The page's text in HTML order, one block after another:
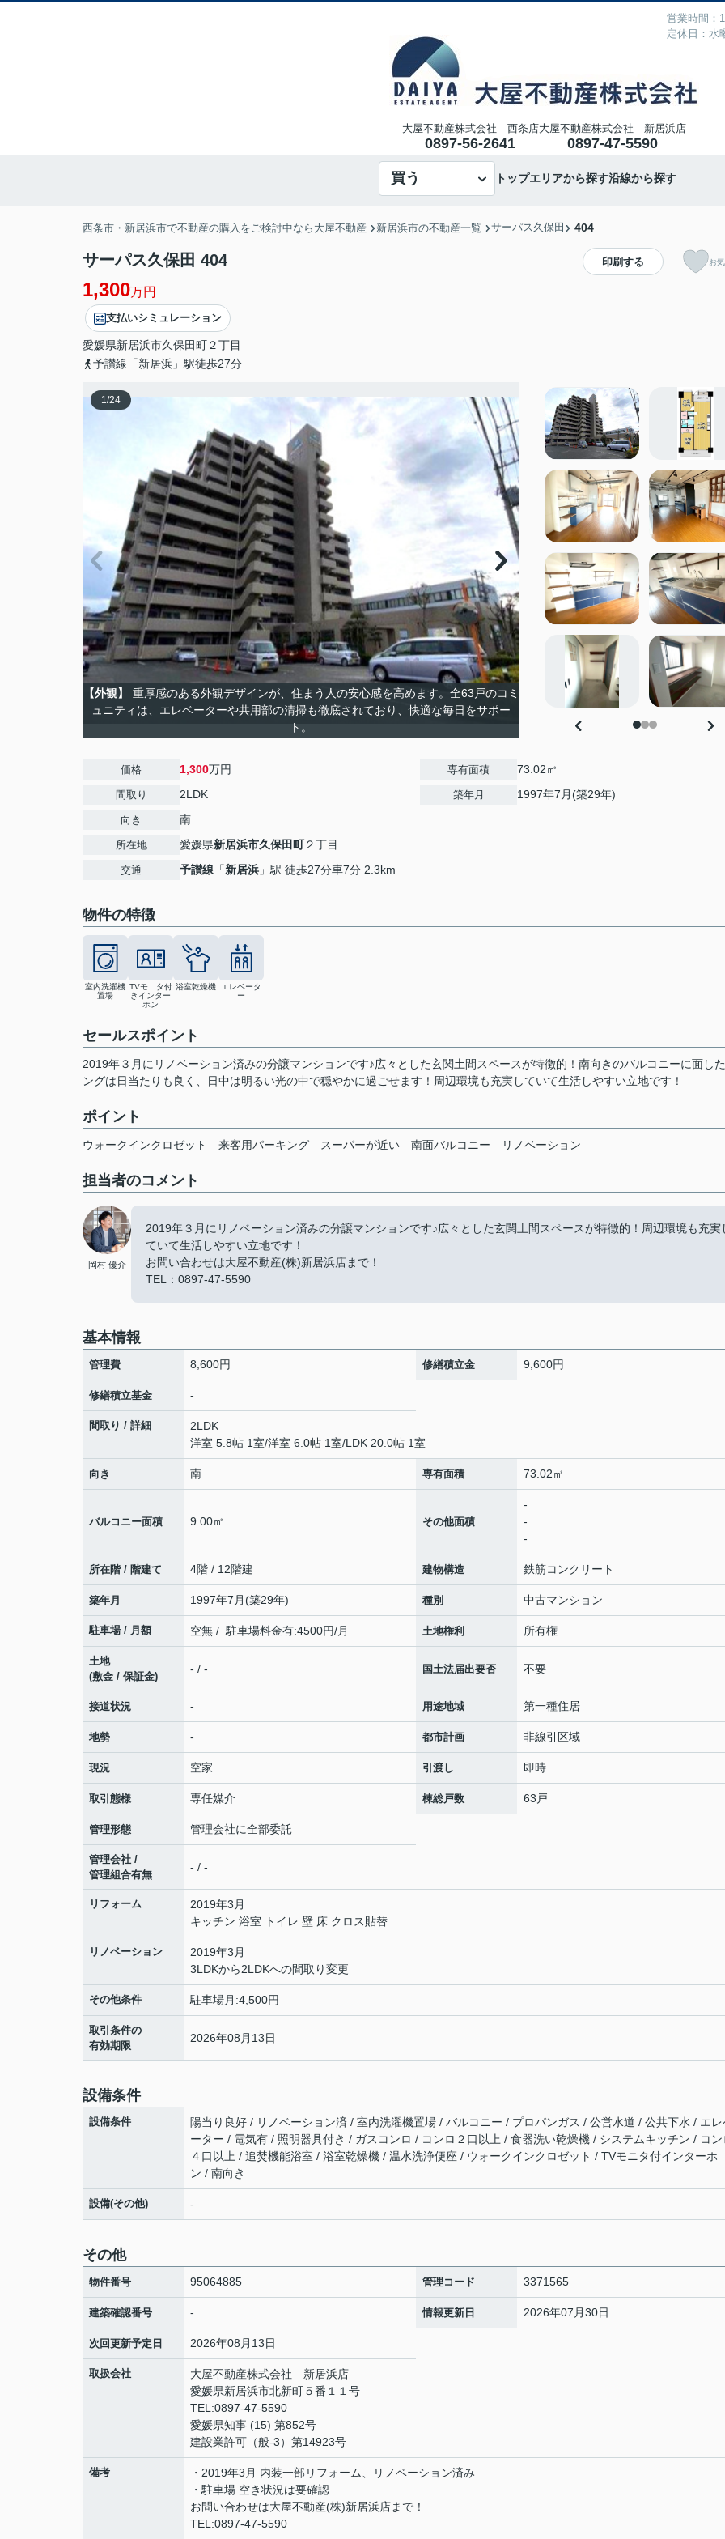
営業時間：
定休日：水
大屋不動産株式会社 西条店
0897-56-2641
大屋不動産株式会社 新居浜店
0897-47-5590
買う トップエリアから探す沿線から探す
西条市・新居浜市で不動産の購入をご検討中なら大屋不動産 新居浜市の不動産一覧 サーパス久保田 404
サーパス久保田 404
1,300万円
支払いシミュレーション
愛媛県新居浜市久保田町２丁目
予讃線「新居浜」駅徒歩27分
印刷する お
1/24
【外観】
重厚感のある外観デザインが、住まう人の安心感を高めます。全63戸のコミ
ュニティは、エレベーターや共用部の清掃も徹底されており、快適な毎日をサポー
ト。
価格 1,300万円
間取り 2LDK
向き 南
所在地 愛媛県新居浜市久保田町２丁目
交通 予讃線 「新居浜 」駅 徒歩27分車7分 2.3km
専有面積 73.02㎡
築年月 1997年7月(築29年)
物件の特徴
室内洗濯機
置場
TVモニタ付
きインター
ホン
浴室乾燥機
エレベータ
ー
セールスポイント
2019年３月にリノベーション済みの分譲マンションです♪広々とした玄関土間スペースが特徴的！南向きのバルコニーに面し
ングは日当たりも良く、日中は明るい光の中で穏やかに過ごせます！周辺環境も充実していて生活しやすい立地です！
ポイント
ウォークインクロゼット 来客用パーキング スーパーが近い 南面バルコニー リノベーション
担当者のコメント
岡村 優介
2019年３月にリノベーション済みの分譲マンションです♪広々とした玄関土間スペースが特徴的！周辺環境も充実
ていて生活しやすい立地です！
お問い合わせは大屋不動産(株)新居浜店まで！
TEL：0897-47-5590
基本情報
管理費 8,600円 修繕積立金 9,600円
修繕積立基金 -
間取り / 詳細
2LDK
洋室 5.8帖 1室/洋室 6.0帖 1室/LDK 20.0帖 1室
向き 南 専有面積 73.02㎡
バルコニー面積 9.00㎡ その他面積
-
-
-
所在階 / 階建て 4階 / 12階建 建物構造 鉄筋コンクリート
築年月 1997年7月(築29年) 種別 中古マンション
駐車場 / 月額 空無 / 駐車場料金有:4500円/月 土地権利 所有権
土地
(敷金 / 保証金)
- / - 国土法届出要否 不要
接道状況 - 用途地域 第一種住居
地勢 - 都市計画 非線引区域
現況 空家 引渡し 即時
取引態様 専任媒介 棟総戸数 63戸
管理形態 管理会社に全部委託
管理会社 /
管理組合有無
- / -
リフォーム
2019年3月
キッチン 浴室 トイレ 壁 床 クロス貼替
リノベーション
2019年3月
3LDKから2LDKへの間取り変更
その他条件 駐車場月:4,500円
取引条件の
有効期限
2026年08月13日
設備条件
設備条件
陽当り良好 / リノベーション済 / 室内洗濯機置場 / バルコニー / プロパンガス / 公営水道 / 公共下水 / エレ
ーター / 電気有 / 照明器具付き / ガスコンロ / コンロ２口以上 / 食器洗い乾燥機 / システムキッチン / コン
４口以上 / 追焚機能浴室 / 浴室乾燥機 / 温水洗浄便座 / ウォークインクロゼット / TVモニタ付インターホ
ン / 南向き
設備(その他) -
その他
物件番号 95064885 管理コード 3371565
建築確認番号 - 情報更新日 2026年07月30日
次回更新予定日 2026年08月13日
取扱会社
大屋不動産株式会社 新居浜店
愛媛県新居浜市北新町５番１１号
TEL:0897-47-5590
愛媛県知事 (15) 第852号
建設業許可（般-3）第14923号
備考
・2019年3月 内装一部リフォーム、リノベーション済み
・駐車場 空き状況は要確認
お問い合わせは大屋不動産(株)新居浜店まで！
TEL:0897-47-5590